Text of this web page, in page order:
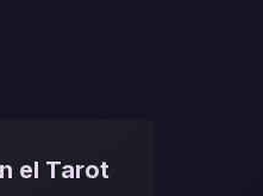
el Tarot